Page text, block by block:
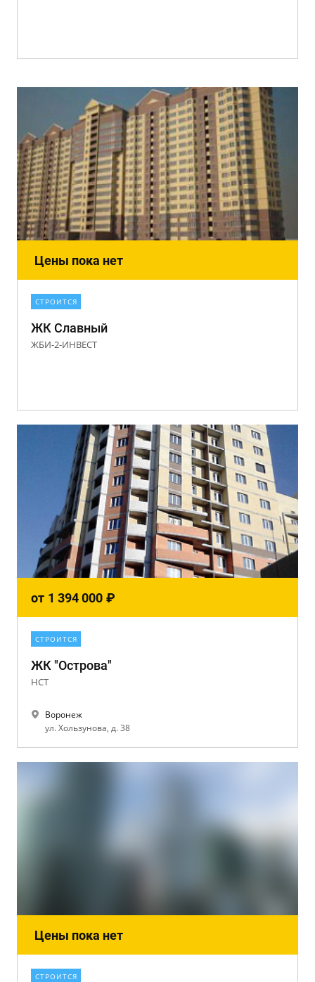
Цены пока нет
СТРОИТСЯ
ЖК Славный
ЖБИ-2-ИНВЕСТ
от 1 394 000 ₽
СТРОИТСЯ
ЖК "Острова"
НСТ
Воронеж
ул. Хользунова, д. 38
Цены пока нет
СТРОИТСЯ